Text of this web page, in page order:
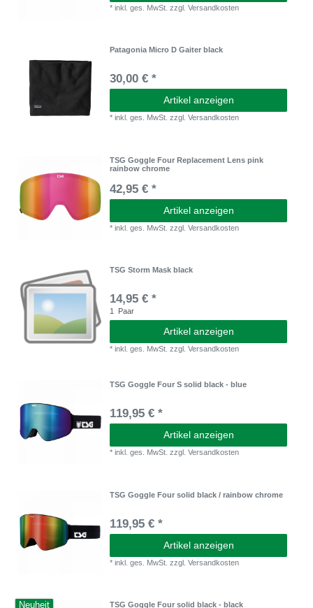
*inkl. ges. MwSt. zzgl.Versandkosten
Patagonia Micro D Gaiter black
30,00 € *
Artikel anzeigen
*inkl. ges. MwSt. zzgl.Versandkosten
TSG Goggle Four Replacement Lens pink
rainbow chrome
42,95 € *
Artikel anzeigen
*inkl. ges. MwSt. zzgl.Versandkosten
TSG Storm Mask black
14,95 € *
1 Paar
Artikel anzeigen
*inkl. ges. MwSt. zzgl.Versandkosten
TSG Goggle Four S solid black - blue
119,95 € *
Artikel anzeigen
*inkl. ges. MwSt. zzgl.Versandkosten
TSG Goggle Four solid black / rainbow chrome
119,95 € *
Artikel anzeigen
*inkl. ges. MwSt. zzgl.Versandkosten
Neuheit TSG Goggle Four solid black - black